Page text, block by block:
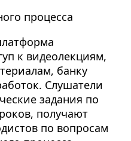
процесса
к видеолекциям,
банку
Слушатели
задания по
получают
по вопросам